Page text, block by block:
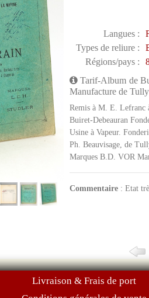
Langues :
Types de reliure :
Régions/pays :
Tarif-Album de
Manufacture de
Remis à M. E. Lefranc
Buiret-Debeauran
Usine à Vapeur.
Ph. Beauvisage, de
Marques B.D. VOR
Commentaire: Etat
Livraison & Frais de port